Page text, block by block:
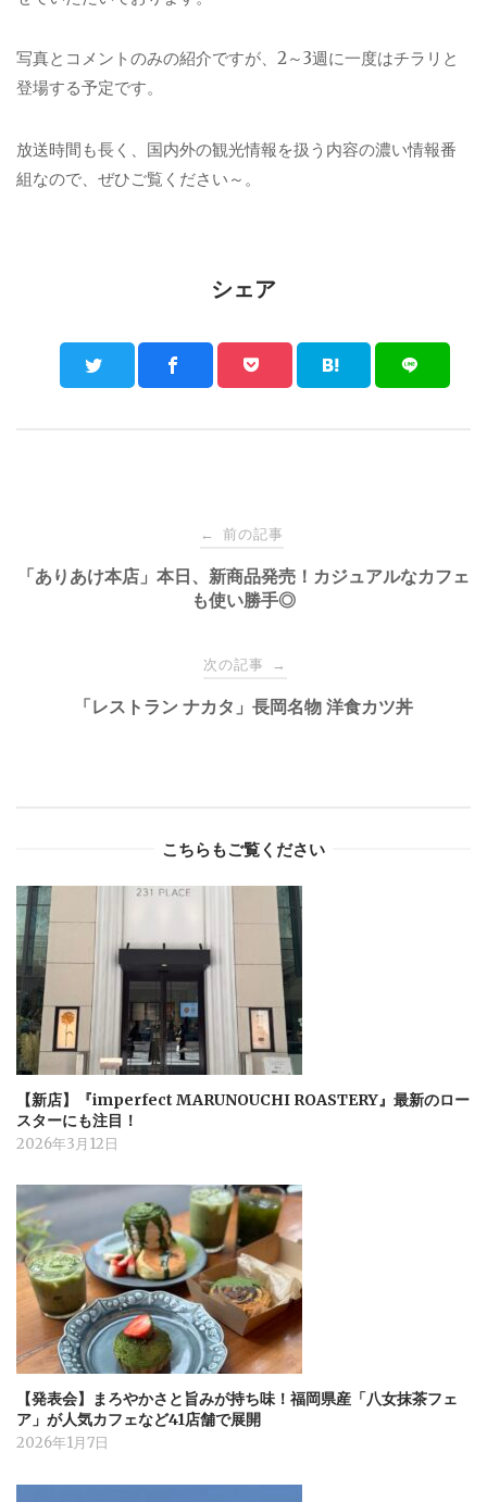
写真とコメントのみの紹介ですが、2～3週に一度はチラリと
登場する予定です。
放送時間も長く、国内外の観光情報を扱う内容の濃い情報番
組なので、ぜひご覧ください～。
シェア
navigation
← 前の記事
「ありあけ本店」本日、新商品発売！カジュアルなカフェ
も使い勝手◎
次の記事 →
「レストラン ナカタ」長岡名物 洋食カツ丼
こちらもご覧ください
【新店】『imperfect MARUNOUCHI ROASTERY』最新のロー
スターにも注目！
2026年3月12日
【発表会】まろやかさと旨みが持ち味！福岡県産「八女抹茶フェ
ア」が人気カフェなど41店舗で展開
2026年1月7日